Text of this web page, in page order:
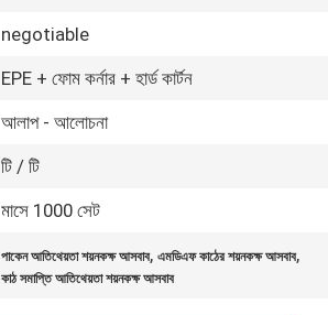
negotiable
EPE + ফোম কর্নার + হার্ড কার্টন
আলাপ - আলোচনা
টি / টি
মাসে 1000 সেট
পাকেন আতিথেয়তা শয়নকক্ষ আসবাব,এমডিএফ কাঠের শয়নকক্ষ আসবাব,
কাঠ সমাপ্তি আতিথেয়তা শয়নকক্ষ আসবাব